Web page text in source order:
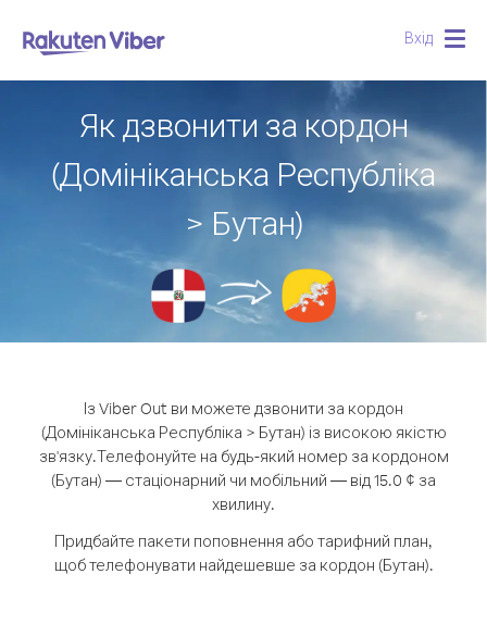
Вхід
Як дзвонити за кордон
(Домініканська Республіка
> Бутан)
Із Viber Out ви можете дзвонити за кордон
(Домініканська Республіка > Бутан) із високою якістю
зв'язку.Телефонуйте на будь-який номер за кордоном
(Бутан) — стаціонарний чи мобільний — від 15.0 ¢ за
хвилину.
Придбайте пакети поповнення або тарифний план,
щоб телефонувати найдешевше за кордон (Бутан).